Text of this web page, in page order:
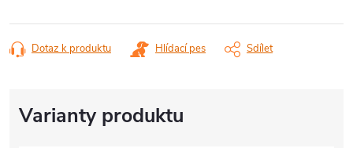
Dotaz k produktu Hlídací pes Sdílet